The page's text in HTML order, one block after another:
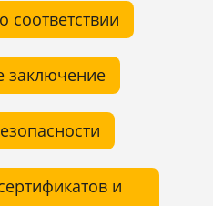
соответствии
заключение
и